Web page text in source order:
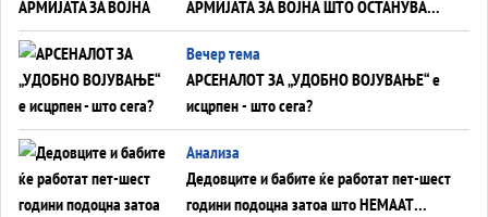
АРМИЈАТА ЗА ВОЈНА ШТО ОСТАНУВА
БЕЗ ФРОНТ
Вечер тема
АРСЕНАЛОТ ЗА „УДОБНО ВОЈУВАЊЕ“ е
исцрпен - што сега?
Анализа
Дедовците и бабите ќе работат пет-шест
години подоцна затоа што НЕМААТ